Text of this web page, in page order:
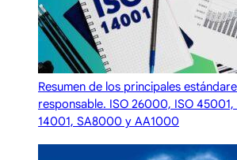
Resumen de los principales
responsable. ISO 26000, ISO 45001,
14001, SA8000 y AA1000